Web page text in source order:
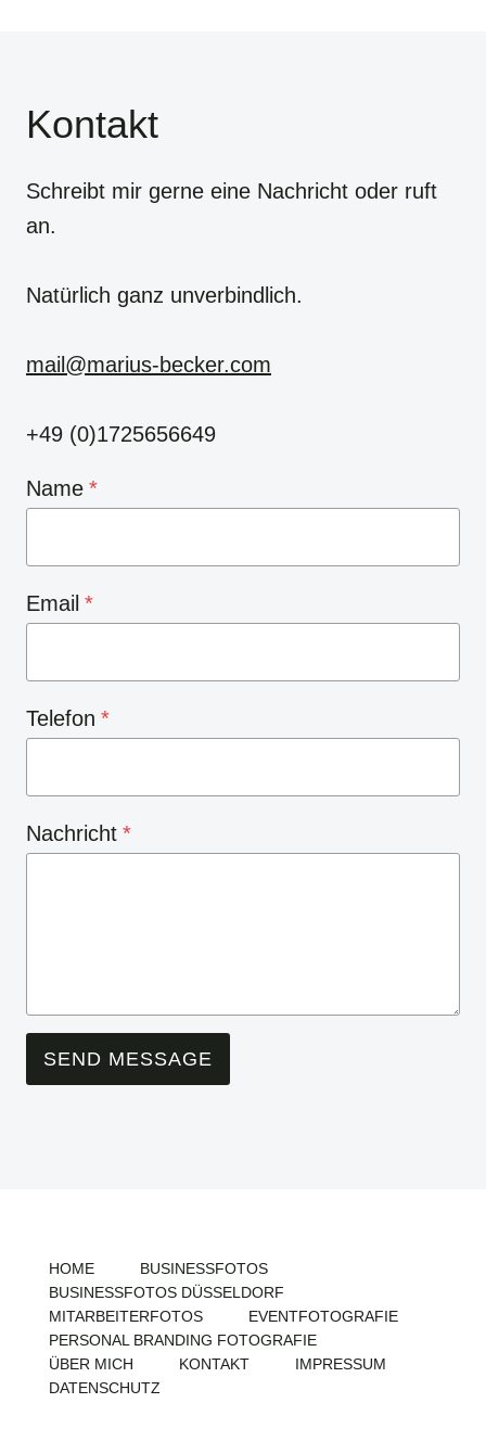
Kontakt
Schreibt mir gerne eine Nachricht oder ruft
an.
Natürlich ganz unverbindlich.
mail@marius-becker.com
+49 (0)1725656649
Name *
Email *
Telefon *
Nachricht *
SEND MESSAGE
HOME
BUSINESSFOTOS
BUSINESSFOTOS DÜSSELDORF
MITARBEITERFOTOS
EVENTFOTOGRAFIE
PERSONAL BRANDING FOTOGRAFIE
ÜBER MICH
KONTAKT
IMPRESSUM
DATENSCHUTZ